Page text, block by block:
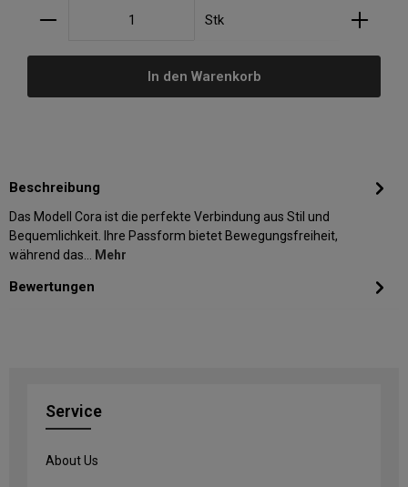
Produkt Anzahl: Gib den gewünschten Wert ein
Stk
In den Warenkorb
Beschreibung
Das Modell Cora ist die perfekte Verbindung aus Stil und
Bequemlichkeit. Ihre Passform bietet Bewegungsfreiheit,
während das… Mehr
Bewertungen
Service
About Us